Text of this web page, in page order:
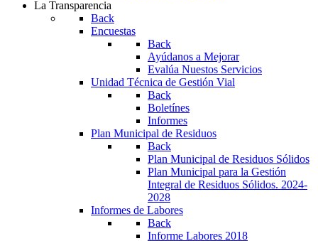
La Transparencia
Back
Encuestas
Back
Ayúdanos a Mejorar
Evalúa Nuestos Servicios
Unidad Técnica de Gestión Vial
Back
Boletínes
Informes
Plan Municipal de Residuos
Back
Plan Municipal de Residuos Sólidos
Plan Municipal para la Gestión
Integral de Residuos Sólidos. 2024-
2028
Informes de Labores
Back
Informe Labores 2018